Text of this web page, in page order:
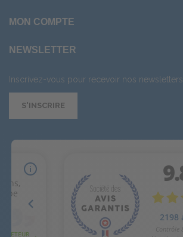
MON COMPTE
NEWSLETTER
Inscrivez-vous pour recevoir nos newsletters
S'INSCRIRE